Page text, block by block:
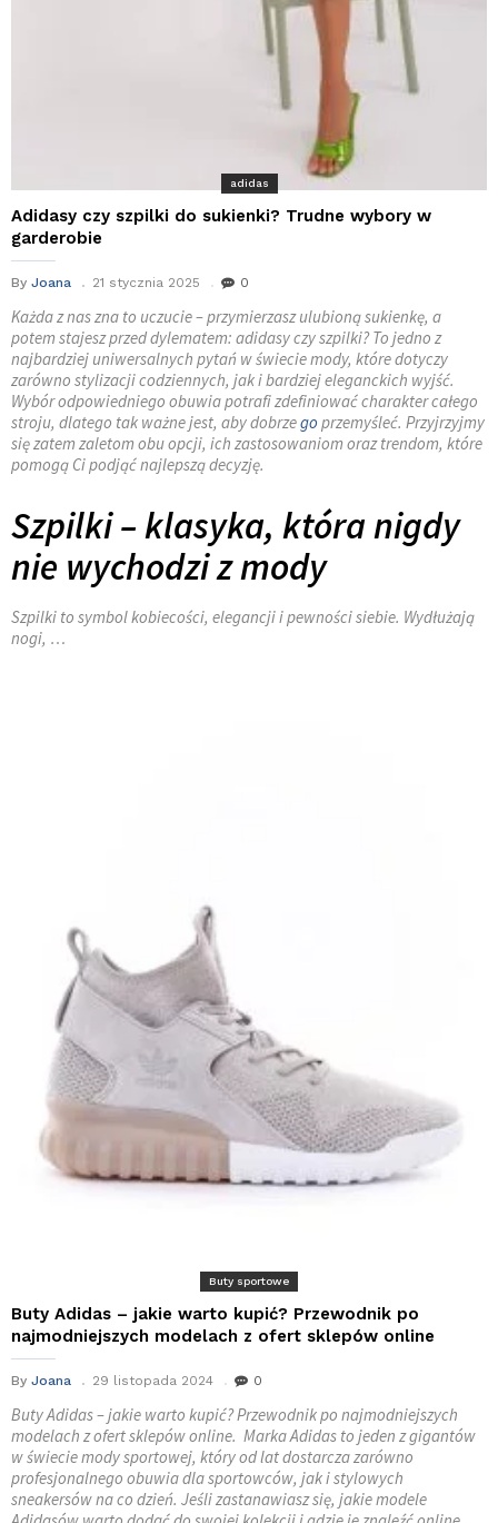
adidas
Adidasy czy szpilki do sukienki? Trudne wybory w
garderobie
By Joana 21 stycznia 2025 0
Każda z nas zna to uczucie – przymierzasz ulubioną sukienkę, a
potem stajesz przed dylematem: adidasy czy szpilki? To jedno z
najbardziej uniwersalnych pytań w świecie mody, które dotyczy
zarówno stylizacji codziennych, jak i bardziej eleganckich wyjść.
Wybór odpowiedniego obuwia potrafi zdefiniować charakter całego
stroju, dlatego tak ważne jest, aby dobrzego przemyśleć. Przyjrzyjmy
się zatem zaletom obu opcji, ich zastosowaniom oraz trendom, które
pomogą Ci podjąć najlepszą decyzję.
Szpilki – klasyka, która nigdy
nie wychodzi z mody
Szpilki to symbol kobiecości, elegancji i pewności siebie. Wydłużają
nogi, …
Buty sportowe
Buty Adidas – jakie warto kupić? Przewodnik po
najmodniejszych modelach z ofert sklepów online
By Joana 29 listopada 2024 0
Buty Adidas – jakie warto kupić? Przewodnik po najmodniejszych
modelach z ofert sklepów online. Marka Adidas to jeden z gigantów
w świecie mody sportowej, który od lat dostarcza zarówno
profesjonalnego obuwia dla sportowców, jak i stylowych
sneakersów na co dzień. Jeśli zastanawiasz się, jakie modele